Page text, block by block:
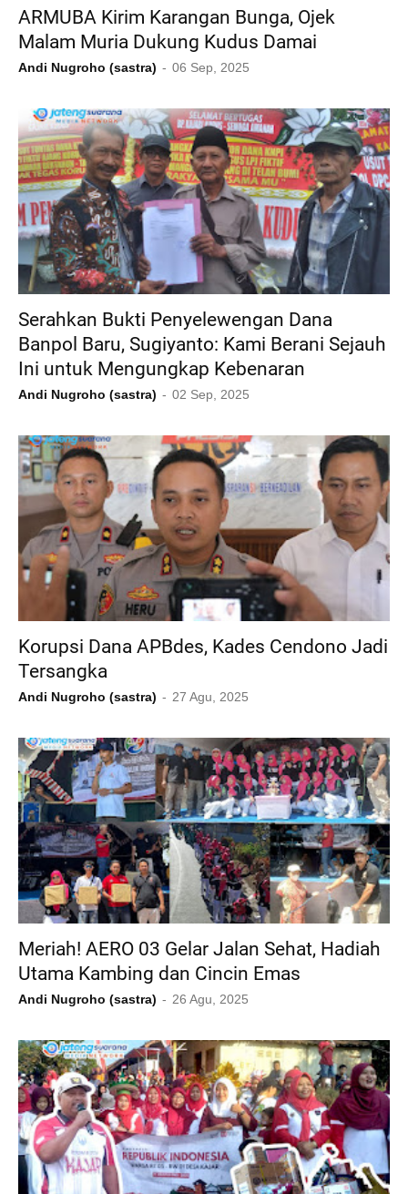
ARMUBA Kirim Karangan Bunga, Ojek
Malam Muria Dukung Kudus Damai
Andi Nugroho (sastra) 06 Sep, 2025
Serahkan Bukti Penyelewengan Dana
Banpol Baru, Sugiyanto: Kami Berani Sejauh
Ini untuk Mengungkap Kebenaran
Andi Nugroho (sastra) 02 Sep, 2025
Korupsi Dana APBdes, Kades Cendono Jadi
Tersangka
Andi Nugroho (sastra) 27 Agu, 2025
Meriah! AERO 03 Gelar Jalan Sehat, Hadiah
Utama Kambing dan Cincin Emas
Andi Nugroho (sastra) 26 Agu, 2025